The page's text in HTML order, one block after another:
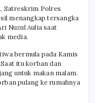
Satreskrim Polres
menangkap tersangka
Nuzul Aulia saat
media.
bermula pada Kamis
itu korban dan
untuk makan malam.
pulang ke rumahnya